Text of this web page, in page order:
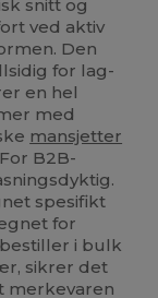
snitt og
ved aktiv
Den
for lag-
en hel
med
mansjetter
B2B-
spesifikt
for
i bulk
sikrer det
merkevaren